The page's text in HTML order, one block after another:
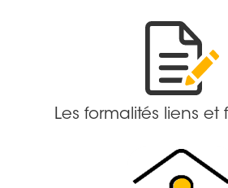
Les formalités liens et